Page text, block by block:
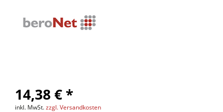
14,38 € *
inkl. MwSt.zzgl. Versandkosten